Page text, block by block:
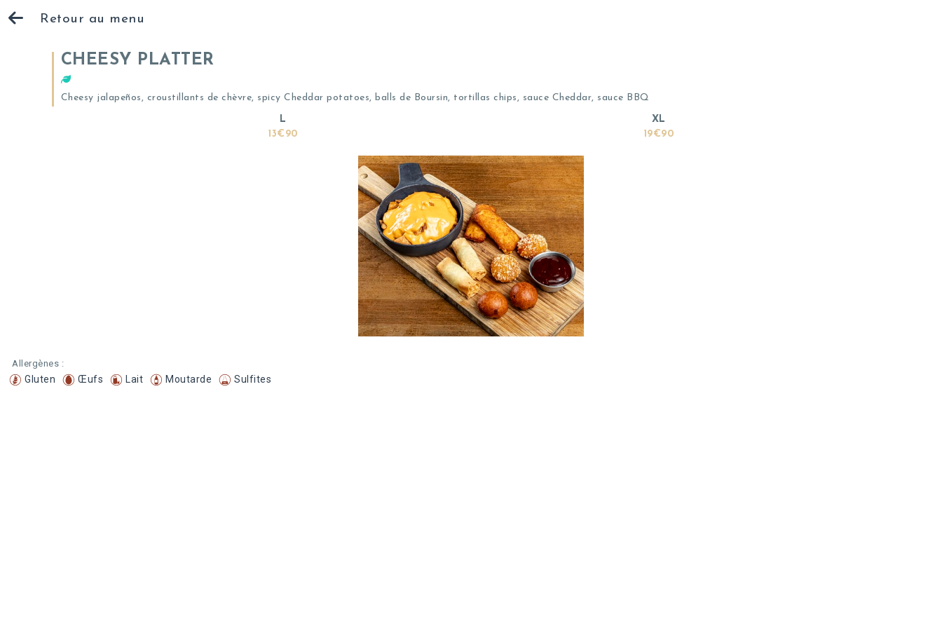
Retour au menu
CHEESY PLATTER
Cheesy jalapeños, croustillants de chèvre, spicy Cheddar potatoes, balls de Boursin, tortillas chips, sauce Cheddar, sauce BBQ
L
13€90
XL
19€90
Allergènes :
Gluten Œufs Lait Moutarde Sulfites